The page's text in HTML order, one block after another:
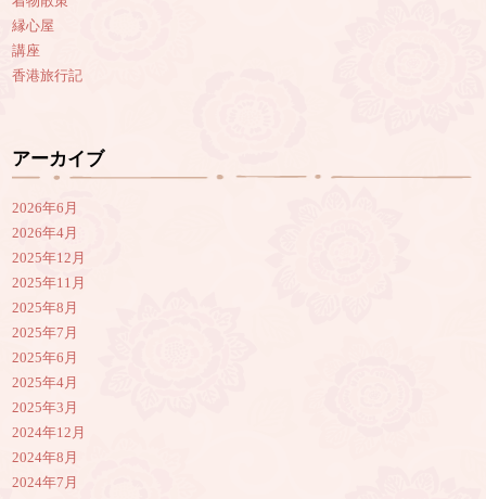
縁心屋
講座
香港旅行記
アーカイブ
2026年6月
2026年4月
2025年12月
2025年11月
2025年8月
2025年7月
2025年6月
2025年4月
2025年3月
2024年12月
2024年8月
2024年7月